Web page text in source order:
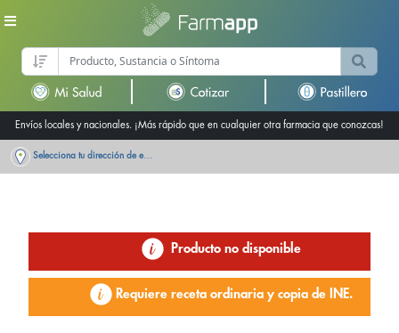
Envíos locales y nacionales. ¡Más rápido que en cualquier otra farmacia que conozcas!
Selecciona tu dirección de entrega
Producto no disponible
Requiere receta ordinaria y copia de INE.